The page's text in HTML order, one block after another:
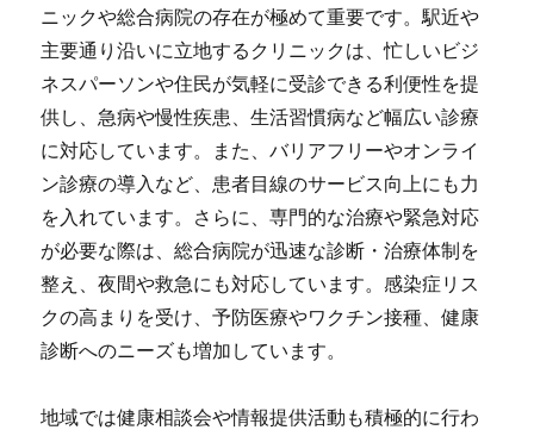
ニックや総合病院の存在が極めて重要です。駅近や
主要通り沿いに立地するクリニックは、忙しいビジ
ネスパーソンや住民が気軽に受診できる利便性を提
供し、急病や慢性疾患、生活習慣病など幅広い診療
に対応しています。また、バリアフリーやオンライ
ン診療の導入など、患者目線のサービス向上にも力
を入れています。さらに、専門的な治療や緊急対応
が必要な際は、総合病院が迅速な診断・治療体制を
整え、夜間や救急にも対応しています。感染症リス
クの高まりを受け、予防医療やワクチン接種、健康
診断へのニーズも増加しています。
地域では健康相談会や情報提供活動も積極的に行わ